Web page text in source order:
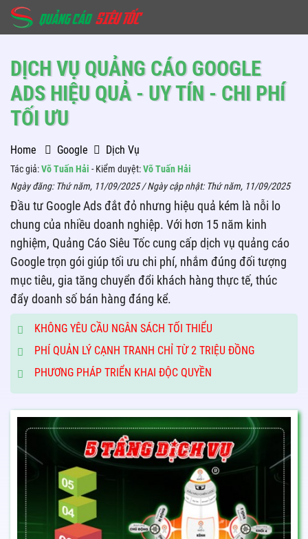
DỊCH VỤ QUẢNG CÁO GOOGLE
ADS HIỆU QUẢ - UY TÍN - CHI PHÍ
TỐI ƯU
Home Google Dịch Vụ
Tác giả:Võ Tuấn Hải - Kiểm duyệt:Võ Tuấn Hải
Ngày đăng: Thứ năm, 11/09/2025/ Ngày cập nhật: Thứ năm, 11/09/2025
Đầu tư Google Ads đắt đỏ nhưng hiệu quả kém là nỗi lo
chung của nhiều doanh nghiệp. Với hơn 15 năm kinh
nghiệm, Quảng Cáo Siêu Tốc cung cấp dịch vụ quảng cáo
Google trọn gói giúp tối ưu chi phí, nhắm đúng đối tượng
mục tiêu, gia tăng chuyển đổi khách hàng thực tế, thúc
đẩy doanh số bán hàng đáng kể.
KHÔNG YÊU CẦU NGÂN SÁCH TỐI THIỂU
PHÍ QUẢN LÝ CẠNH TRANH CHỈ TỪ 2 TRIỆU ĐỒNG
PHƯƠNG PHÁP TRIỂN KHAI ĐỘC QUYỀN